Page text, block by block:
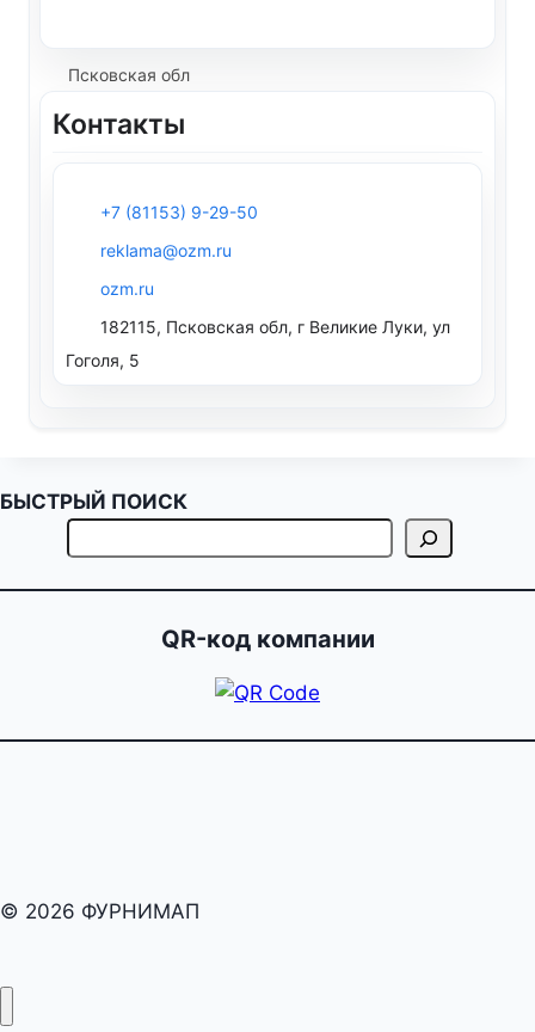
Псковская обл
Контакты
+7 (81153) 9-29-50
reklama@ozm.ru
ozm.ru
182115, Псковская обл, г Великие Луки, ул
Гоголя, 5
БЫСТРЫЙ ПОИСК
QR-код компании
© 2026 ФУРНИМАП